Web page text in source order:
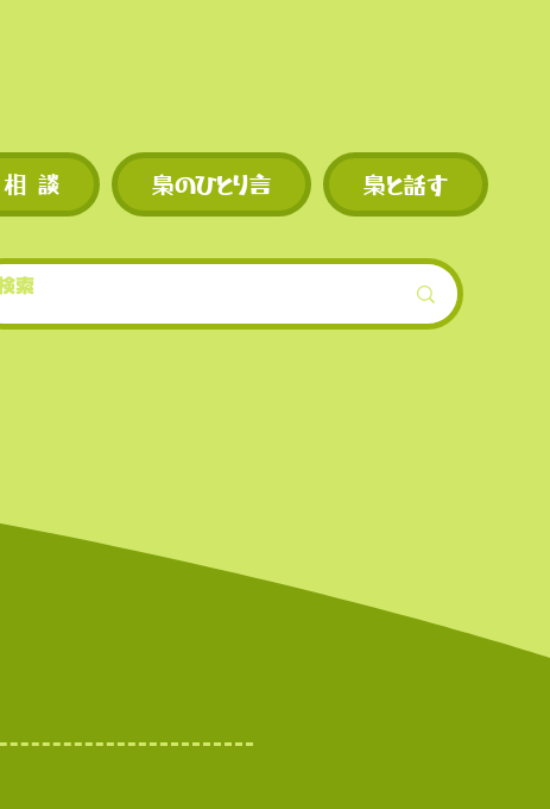
の上
）。
も早
的に
誇る
先物ともに手数料が比較
に設定されている。
で分かりやすい
相 談 梟のひとり言 梟と話す